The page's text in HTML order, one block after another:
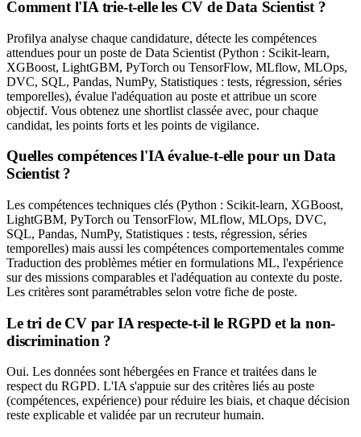
Comment l'IA trie-t-elle les CV de Data Scientist ?
Profilya analyse chaque candidature, détecte les compétences
attendues pour un poste de Data Scientist (Python : Scikit-learn,
XGBoost, LightGBM, PyTorch ou TensorFlow, MLflow, MLOps,
DVC, SQL, Pandas, NumPy, Statistiques : tests, régression, séries
temporelles), évalue l'adéquation au poste et attribue un score
objectif. Vous obtenez une shortlist classée avec, pour chaque
candidat, les points forts et les points de vigilance.
Quelles compétences l'IA évalue-t-elle pour un Data
Scientist ?
Les compétences techniques clés (Python : Scikit-learn, XGBoost,
LightGBM, PyTorch ou TensorFlow, MLflow, MLOps, DVC,
SQL, Pandas, NumPy, Statistiques : tests, régression, séries
temporelles) mais aussi les compétences comportementales comme
Traduction des problèmes métier en formulations ML, l'expérience
sur des missions comparables et l'adéquation au contexte du poste.
Les critères sont paramétrables selon votre fiche de poste.
Le tri de CV par IA respecte-t-il le RGPD et la non-
discrimination ?
Oui. Les données sont hébergées en France et traitées dans le
respect du RGPD. L'IA s'appuie sur des critères liés au poste
(compétences, expérience) pour réduire les biais, et chaque décision
reste explicable et validée par un recruteur humain.